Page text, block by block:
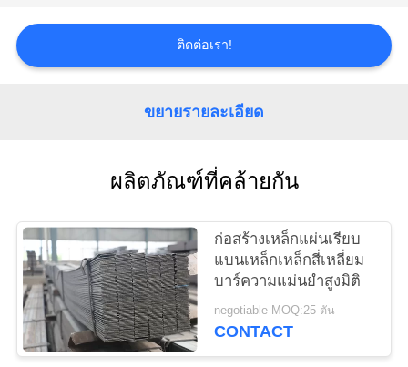
ติดต่อ
เรา
ราคา
แผนผัง
ติดต่อเรา!
ขยายรายละเอียด
ผลิตภัณฑ์ที่คล้ายกัน
ก่อสร้างเหล็กแผ่นเรียบ
แบนเหล็กเหล็กสี่เหลี่ยม
บาร์ความแม่นยำสูงมิติ
negotiable MOQ:25 ตัน
CONTACT